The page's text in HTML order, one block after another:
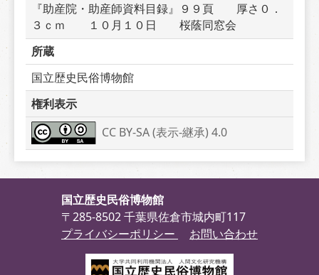
『助産院・助産師資料目録』９９頁　　厚さ０．
３ｃｍ　　１０月１０日　　桜蔭同窓会
所蔵
国立歴史民俗博物館
権利表示
CC BY-SA (表示-継承) 4.0
国立歴史民俗博物館
〒285-8502 千葉県佐倉市城内町117
プライバシーポリシー
お問い合わせ